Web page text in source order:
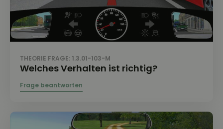
THEORIE FRAGE: 1.3.01-103-M
Welches Verhalten ist richtig?